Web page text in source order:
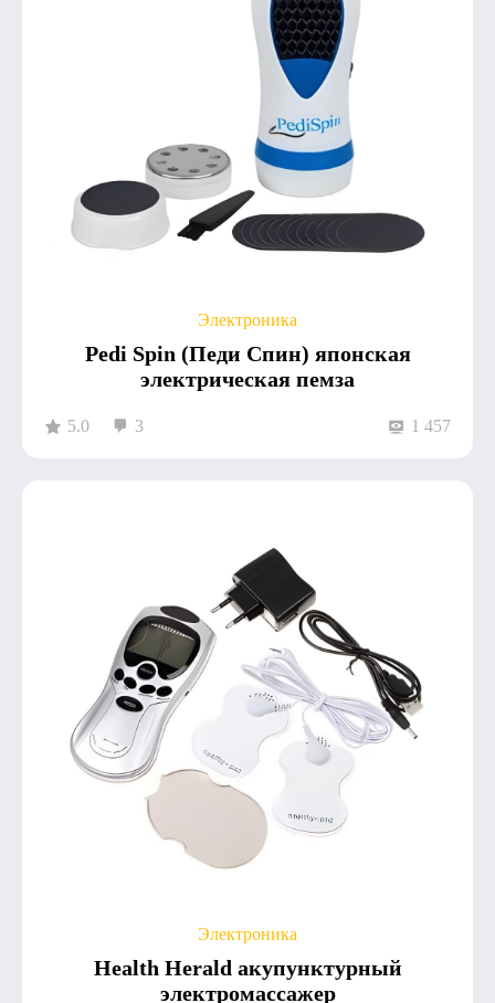
Электроника
Pedi Spin (Педи Спин) японская
электрическая пемза
5.0 3 1 457
Электроника
Health Herald акупунктурный
электромассажер